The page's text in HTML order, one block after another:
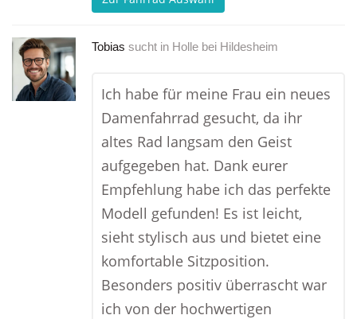
Tobias sucht in Holle bei Hildesheim
Ich habe für meine Frau ein neues
Damenfahrrad gesucht, da ihr
altes Rad langsam den Geist
aufgegeben hat. Dank eurer
Empfehlung habe ich das perfekte
Modell gefunden! Es ist leicht,
sieht stylisch aus und bietet eine
komfortable Sitzposition.
Besonders positiv überrascht war
ich von der hochwertigen